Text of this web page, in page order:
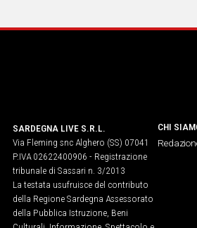
SARDEGNA LIVE S.R.L.
Via Fleming snc Alghero (SS) 07041
P.IVA 02622400906 - Registrazione
tribunale di Sassari n. 3/2013
La testata usufruisce del contributo
della Regione Sardegna Assessorato
della Pubblica Istruzione, Beni
CHI